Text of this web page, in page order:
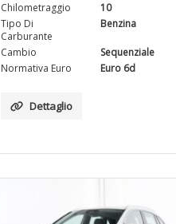
Chilometraggio
10
Tipo Di
Carburante
Benzina
Cambio
Sequenziale
Normativa Euro
Euro 6d
Dettaglio